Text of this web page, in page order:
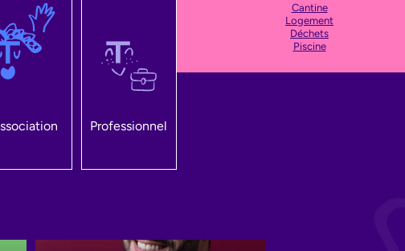
Professionnel
Cantine
Logement
Déchets
Piscine